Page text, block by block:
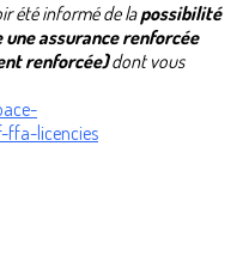
été informé de lapossibilité
assurance renforcée
renforcée)dont vous
ffa-licencies